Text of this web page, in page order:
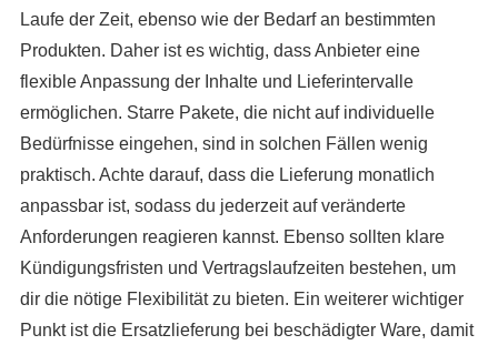
Laufe der Zeit, ebenso wie der Bedarf an bestimmten
Produkten. Daher ist es wichtig, dass Anbieter eine
flexible Anpassung der Inhalte und Lieferintervalle
ermöglichen. Starre Pakete, die nicht auf individuelle
Bedürfnisse eingehen, sind in solchen Fällen wenig
praktisch. Achte darauf, dass die Lieferung monatlich
anpassbar ist, sodass du jederzeit auf veränderte
Anforderungen reagieren kannst. Ebenso sollten klare
Kündigungsfristen und Vertragslaufzeiten bestehen, um
dir die nötige Flexibilität zu bieten. Ein weiterer wichtiger
Punkt ist die Ersatzlieferung bei beschädigter Ware, damit